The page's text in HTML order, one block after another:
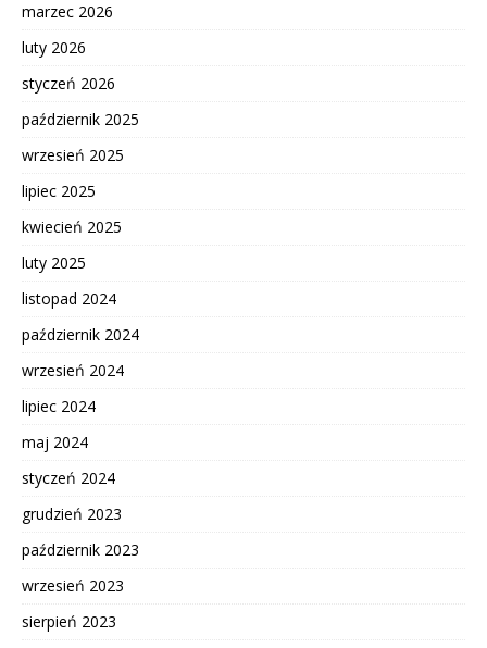
marzec 2026
luty 2026
styczeń 2026
październik 2025
wrzesień 2025
lipiec 2025
kwiecień 2025
luty 2025
listopad 2024
październik 2024
wrzesień 2024
lipiec 2024
maj 2024
styczeń 2024
grudzień 2023
październik 2023
wrzesień 2023
sierpień 2023